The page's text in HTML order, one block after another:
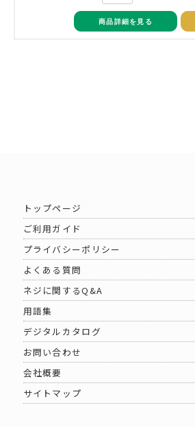
商品詳細を見る
トップページ
ご利用ガイド
プライバシーポリシー
よくある質問
ネジに関するQ&A
用語集
デジタルカタログ
お問い合わせ
会社概要
サイトマップ